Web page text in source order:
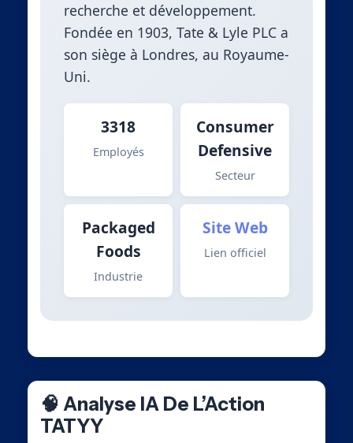
recherche et développement.
Fondée en 1903, Tate & Lyle PLC a
son siège à Londres, au Royaume-
Uni.
3318
Employés
Consumer
Defensive
Secteur
Packaged
Foods
Industrie
Site Web
Lien officiel
🧠 Analyse IA De L’Action
TATYY